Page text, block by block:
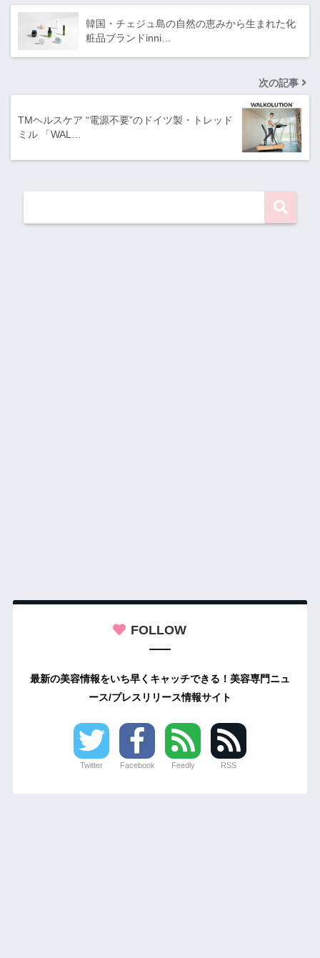
韓国・チェジュ島の自然の恵みから生まれた化
粧品ブランドinni…
次の記事
TMヘルスケア “電源不要”のドイツ製・トレッド
ミル 「WAL…
FOLLOW
最新の美容情報をいち早くキャッチできる！美容専門ニュ
ース/プレスリリース情報サイト
Twitter Facebook Feedly RSS